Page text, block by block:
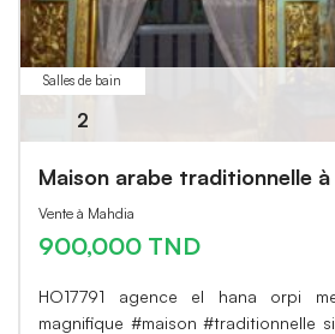
Salles de bain
2
Maison arabe traditionnelle
Vente à Mahdia
900,000 TND
HO17791 agence el hana orpi
magnifique #maison #traditionnelle